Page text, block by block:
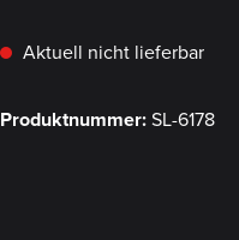
Aktuell nicht lieferbar
Produktnummer:SL-6178